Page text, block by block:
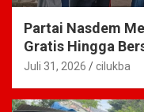
Partai Nasdem
Gratis Hingga
Juli 31, 2026 cilukba